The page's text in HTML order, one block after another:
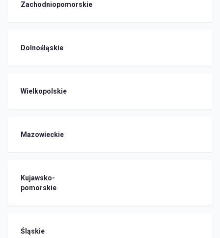
Zachodniopomorskie
Dolnośląskie
Wielkopolskie
Mazowieckie
Kujawsko-
pomorskie
Śląskie